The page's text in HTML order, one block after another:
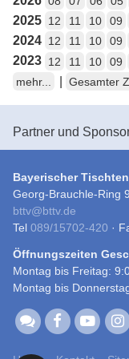
2025 12 11 10 09
2024 12 11 10 09
2023 12 11 10 09
mehr...
Gesamter
Partner und
Bayerischer
Georg-Brauchle-Ring
bttv@bttv.de
Tel 089/15702-420 ·
Öffnungszeiten
Montag bis Freitag:
Montag bis